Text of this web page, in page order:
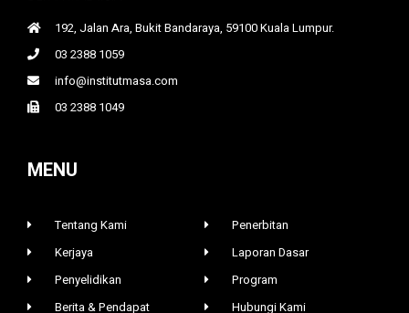
192, Jalan Ara, Bukit Bandaraya, 59100 Kuala Lumpur.
03 2388 1059
info@institutmasa.com
03 2388 1049
MENU
Tentang Kami
Kerjaya
Penyelidikan
Berita & Pendapat
Penerbitan
Laporan Dasar
Program
Hubungi Kami